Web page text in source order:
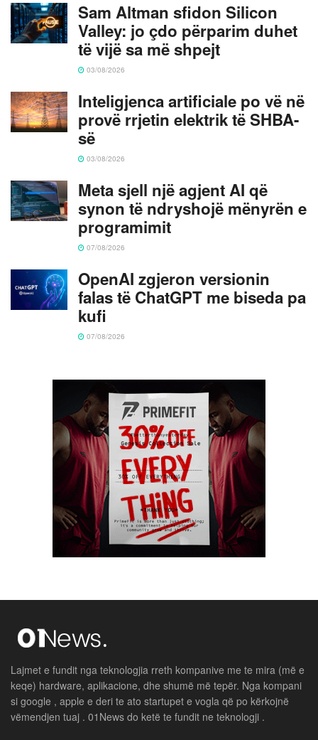
Sam Altman sfidon Silicon
Valley: jo çdo përparim duhet
të vijë sa më shpejt
03/08/2026
Inteligjenca artificiale po vë në
provë rrjetin elektrik të SHBA-
së
03/08/2026
Meta sjell një agjent AI që
synon të ndryshojë mënyrën e
programimit
07/08/2026
OpenAI zgjeron versionin
falas të ChatGPT me biseda pa
kufi
07/08/2026
Lajmet e fundit nga teknologjia rreth kompanive me te mira (më e
keqe) hardware, aplikacione, dhe shumë më tepër. Nga kompani
si google , apple e deri te ato startupet e vogla që po kërkojnë
vëmendjen tuaj . 01News do ketë te fundit ne teknologji .